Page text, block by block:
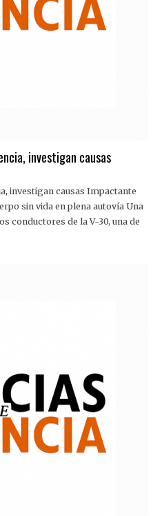
investigan causas
investigan causas Impactante
sin vida en plena autovía Una
conductores de la V-30, una de